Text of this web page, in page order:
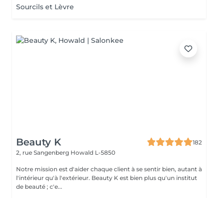
Sourcils et Lèvre
Beauty K
182
2, rue Sangenberg Howald L-5850
Notre mission est d'aider chaque client à se sentir bien, autant à
l'intérieur qu'à l'extérieur. Beauty K est bien plus qu'un institut
de beauté ; c'e...